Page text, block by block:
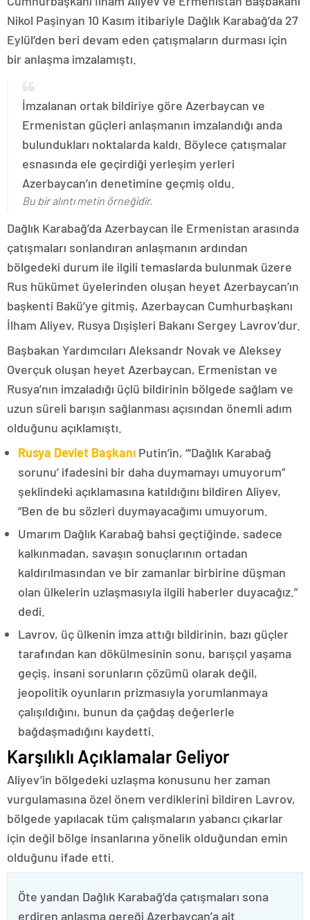
Nikol Paşinyan 10 Kasım itibariyle Dağlık Karabağ’da 27
Eylül’den beri devam eden çatışmaların durması için
bir anlaşma imzalamıştı.
İmzalanan ortak bildiriye göre Azerbaycan ve
Ermenistan güçleri anlaşmanın imzalandığı anda
bulundukları noktalarda kaldı. Böylece çatışmalar
esnasında ele geçirdiği yerleşim yerleri
Azerbaycan’ın denetimine geçmiş oldu.
Bu bir alıntı metin örneğidir.
Dağlık Karabağ’da Azerbaycan ile Ermenistan arasında
çatışmaları sonlandıran anlaşmanın ardından
bölgedeki durum ile ilgili temaslarda bulunmak üzere
Rus hükümet üyelerinden oluşan heyet Azerbaycan’ın
başkenti Bakü’ye gitmiş, Azerbaycan Cumhurbaşkanı
İlham Aliyev, Rusya Dışişleri Bakanı Sergey Lavrov’dur.
Başbakan Yardımcıları Aleksandr Novak ve Aleksey
Overçuk oluşan heyet Azerbaycan, Ermenistan ve
Rusya’nın imzaladığı üçlü bildirinin bölgede sağlam ve
uzun süreli barışın sağlanması açısından önemli adım
olduğunu açıklamıştı.
Rusya Devlet Başkanı Putin’in, “‘Dağlık Karabağ
sorunu’ ifadesini bir daha duymamayı umuyorum”
şeklindeki açıklamasına katıldığını bildiren Aliyev,
“Ben de bu sözleri duymayacağımı umuyorum.
Umarım Dağlık Karabağ bahsi geçtiğinde, sadece
kalkınmadan, savaşın sonuçlarının ortadan
kaldırılmasından ve bir zamanlar birbirine düşman
olan ülkelerin uzlaşmasıyla ilgili haberler duyacağız.”
dedi.
Lavrov, üç ülkenin imza attığı bildirinin, bazı güçler
tarafından kan dökülmesinin sonu, barışçıl yaşama
geçiş, insani sorunların çözümü olarak değil,
jeopolitik oyunların prizmasıyla yorumlanmaya
çalışıldığını, bunun da çağdaş değerlerle
bağdaşmadığını kaydetti.
Karşılıklı Açıklamalar Geliyor
Aliyev’in bölgedeki uzlaşma konusunu her zaman
vurgulamasına özel önem verdiklerini bildiren Lavrov,
bölgede yapılacak tüm çalışmaların yabancı çıkarlar
için değil bölge insanlarına yönelik olduğundan emin
olduğunu ifade etti.
Öte yandan Dağlık Karabağ’da çatışmaları sona
erdiren anlaşma gereği Azerbaycan’a ait